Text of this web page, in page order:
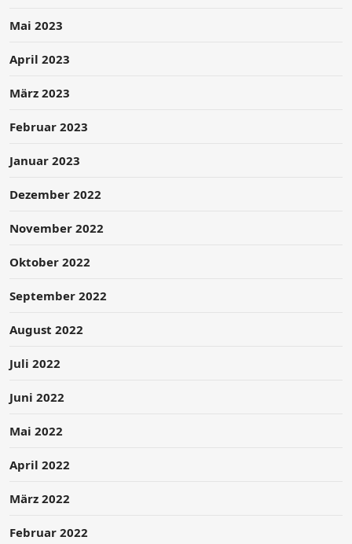
Mai 2023
April 2023
März 2023
Februar 2023
Januar 2023
Dezember 2022
November 2022
Oktober 2022
September 2022
August 2022
Juli 2022
Juni 2022
Mai 2022
April 2022
März 2022
Februar 2022